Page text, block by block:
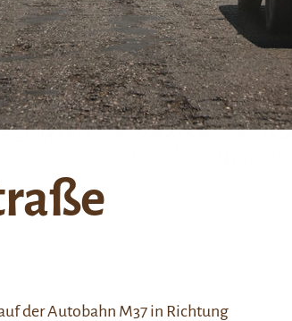
der Autobahn M37 in Richtung